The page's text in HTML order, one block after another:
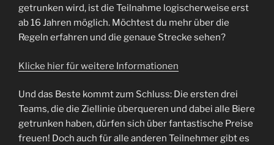
getrunken wird, ist die Teilnahme logischerweise erst
ab 16 Jahren möglich. Möchtest du mehr über die
Regeln erfahren und die genaue Strecke sehen?
Klicke hier für weitere Informationen
Und das Beste kommt zum Schluss: Die ersten drei
Teams, die die Ziellinie überqueren und dabei alle Biere
getrunken haben, dürfen sich über fantastische Preise
freuen! Doch auch für alle anderen Teilnehmer gibt es